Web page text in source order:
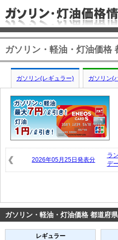
ガソリン・軽油・灯油価格
ガソリン(レギュラー) ガソリン(
2026年05月25日発表分
ラ
デ
ガソリン・軽油・灯油価格 都道府
レギュラー